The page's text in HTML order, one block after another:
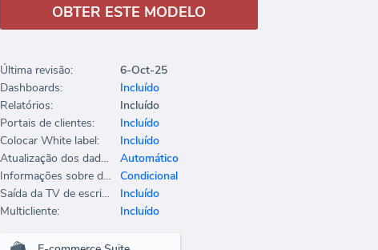
OBTER ESTE MODELO
Última revisão:
6-Oct-25
Dashboards:
Incluído
Relatórios:
Incluído
Portais de clientes:
Incluído
Colocar White label:
Incluído
Atualização dos dados:
Automático
Informações sobre dados:
Condicional
Saída da TV de escritório:
Incluído
Multicliente:
Incluído